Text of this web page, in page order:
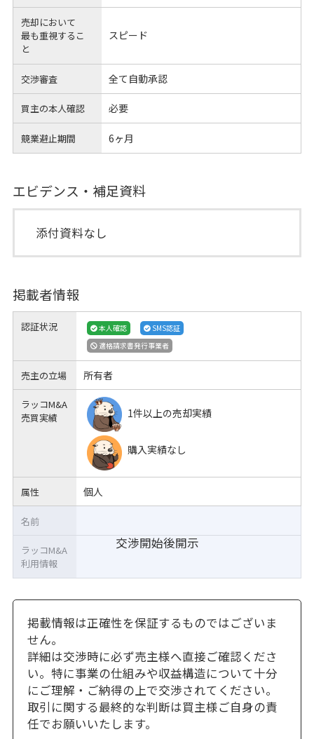
売却において
最も重視するこ
と
スピード
交渉審査 全て自動承認
買主の本人確認 必要
競業避止期間 6ヶ月
エビデンス・補足資料
添付資料なし
掲載者情報
認証状況 本人確認
SMS認証
適格請求書発行事業者
売主の立場 所有者
ラッコM&A
売買実績
1件以上の売却実績
購入実績なし
属性 個人
交渉開始後開示
名前
ラッコM&A
利用情報
掲載情報は正確性を保証するものではございま
せん。
詳細は交渉時に必ず売主様へ直接ご確認くださ
い。特に事業の仕組みや収益構造について十分
にご理解・ご納得の上で交渉されてください。
取引に関する最終的な判断は買主様ご自身の責
任でお願いいたします。